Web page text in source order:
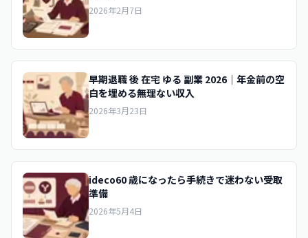
2026年2月7日
早期退職 後 在宅 ゆる 副業 2026｜年金前の空
白を埋める無理ない収入
2026年3月23日
ideco60 歳になったら手続きで迷わない受取
準備
2026年5月4日